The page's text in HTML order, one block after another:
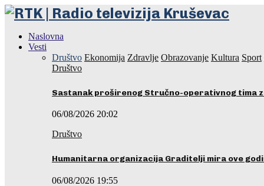
Naslovna
Vesti
Društvo Ekonomija Zdravlje Obrazovanje Kultura Sport
Društvo
Sastanak proširenog Stručno-operativnog tima
06/08/2026 20:02
Društvo
Humanitarna organizacija Graditelji mira ove
06/08/2026 19:55